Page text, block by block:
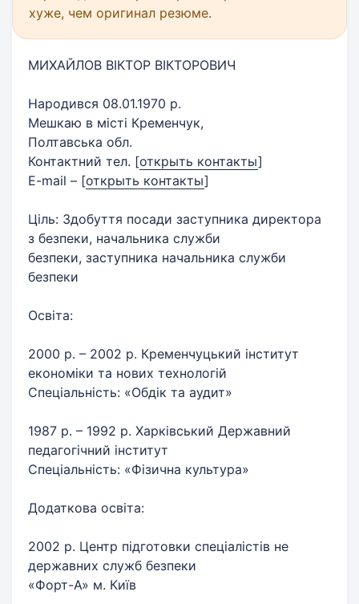
хуже, чем оригинал резюме.
МИХАЙЛОВ ВІКТОР ВІКТОРОВИЧ
Народився 08.01.1970 р.
Мешкаю в місті Кременчук,
Полтавська обл.
Контактний тел. [открыть контакты]
E-mail – [открыть контакты]
Ціль: Здобуття посади заступника директора
з безпеки, начальника служби
безпеки, заступника начальника служби
безпеки
Освіта:
2000 р. – 2002 р. Кременчуцький інститут
економіки та нових технологій
Спеціальність: «Обдік та аудит»
1987 р. – 1992 р. Харківський Державний
педагогічний інститут
Спеціальність: «Фізична культура»
Додаткова освіта:
2002 р. Центр підготовки спеціалістів не
державних служб безпеки
«Форт-А» м. Київ